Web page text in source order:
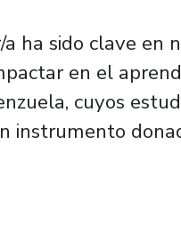
ha sido clave en
en el
cuyos
instrumento